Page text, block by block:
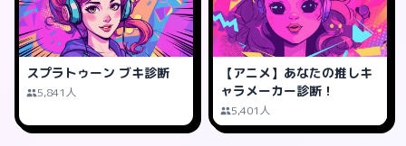
スプラトゥーン ブキ診断
5,841人
【アニメ】あなたの推しキ
ャラメーカー診断！
5,401人